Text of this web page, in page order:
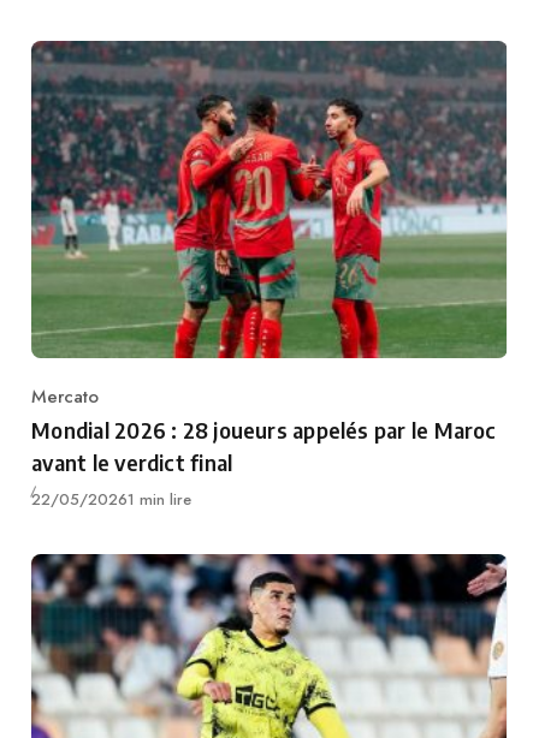
Category
Mercato
Mondial 2026 : 28 joueurs appelés par le Maroc
avant le verdict final
Publié
22/05/20261 min lire